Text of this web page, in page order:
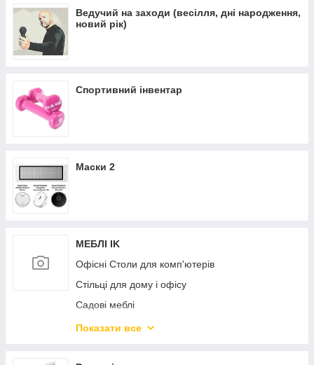
Ведучий на заходи (весілля, дні народження,
новий рік)
Спортивний інвентар
Маски 2
МЕБЛІ IK
Офісні Столи для комп'ютерів
Стільці для дому і офісу
Садові меблі
Дитяча кімната
Показати все